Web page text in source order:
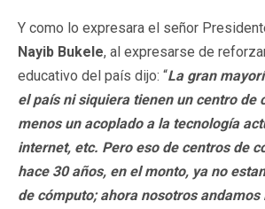
Y como lo expresara el señor
Nayib Bukele, al expresarse de
educativo del país dijo: “La gran
el país ni siquiera tienen un centro de
menos un acoplado a la tecnología
internet, etc. Pero eso de centros de
hace 30 años, en el monto, ya no
de cómputo; ahora nosotros